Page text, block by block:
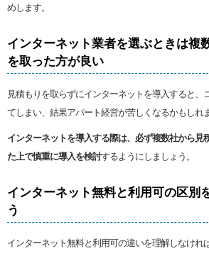
めします。
インターネット業者を選ぶときは複
を取った方が良い
見積もりを取らずにインターネットを導入すると、
てしまい、結果アパート経営が苦しくなるかもしれ
インターネットを導入する際は、必ず複数社から見
た上で慎重に導入を検討するようにしましょう。
インターネット無料と利用可の区別
う
インターネット無料と利用可の違いを理解しなけれ